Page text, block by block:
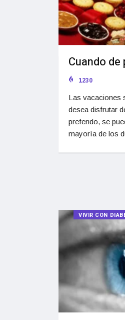
Cuando
1230
Las vacaciones
desea disfrutar
preferido, se
mayoría de los
VIVIR CON